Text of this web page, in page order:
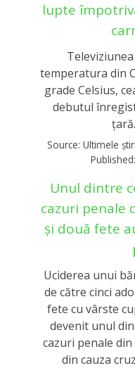
lupte
temperatura din
grade Celsius,
debutul
ţară.
Source: Ultimele
Published:
Unul dintre
cazuri penale
și două fete
Uciderea unui
de către cinci
fete cu vârste
devenit unul
cazuri penale
din cauza